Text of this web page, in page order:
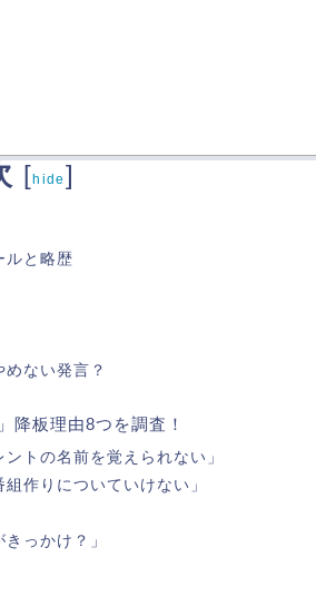
[hide ]
ルと略歴
ない発言？
降板理由8つを調査！
トの名前を覚えられない」
作りについていけない」
っかけ？」